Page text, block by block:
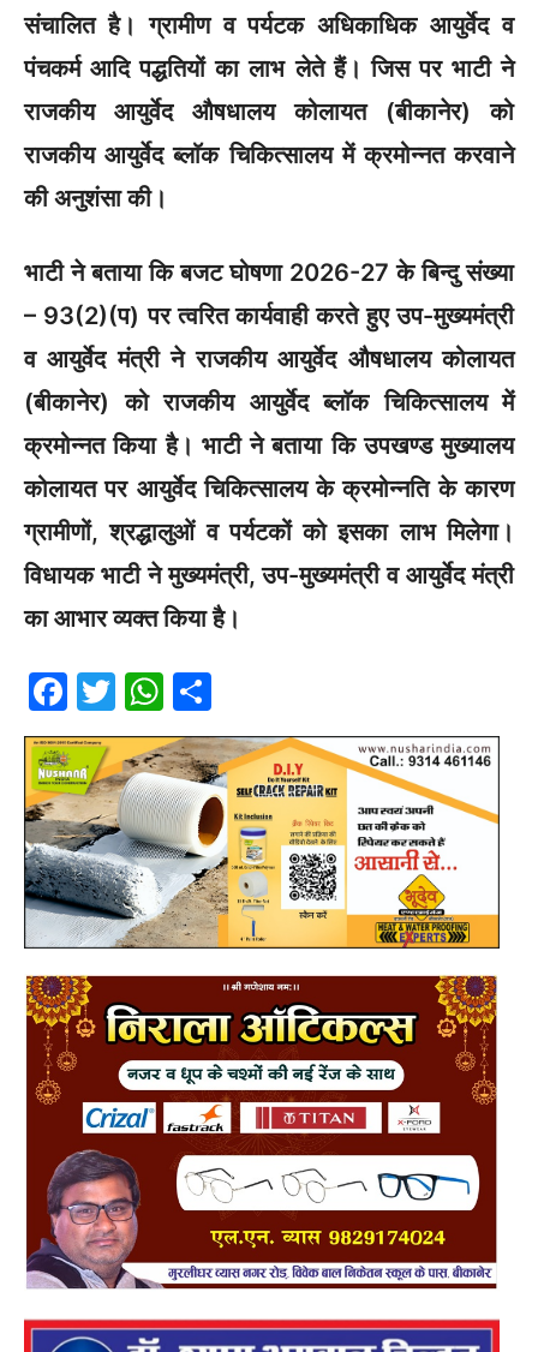
संचालित है। ग्रामीण व पर्यटक अधिकाधिक आयुर्वेद व
पंचकर्म आदि पद्धतियों का लाभ लेते हैं। जिस पर भाटी ने
राजकीय आयुर्वेद औषधालय कोलायत (बीकानेर) को
राजकीय आयुर्वेद ब्लाॅक चिकित्सालय में क्रमोन्नत करवाने
की अनुशंसा की।
भाटी ने बताया कि बजट घोषणा 2026-27 के बिन्दु संख्या
– 93(2)(प) पर त्वरित कार्यवाही करते हुए उप-मुख्यमंत्री
व आयुर्वेद मंत्री ने राजकीय आयुर्वेद औषधालय कोलायत
(बीकानेर) को राजकीय आयुर्वेद ब्लाॅक चिकित्सालय में
क्रमोन्नत किया है। भाटी ने बताया कि उपखण्ड मुख्यालय
कोलायत पर आयुर्वेद चिकित्सालय के क्रमोन्नति के कारण
ग्रामीणों, श्रद्धालुओं व पर्यटकों को इसका लाभ मिलेगा।
विधायक भाटी ने मुख्यमंत्री, उप-मुख्यमंत्री व आयुर्वेद मंत्री
का आभार व्यक्त किया है।
F
a
c
e
b
o
o
k
T
w
itt
er
W
h
at
s
A
p
p
h
ar
e